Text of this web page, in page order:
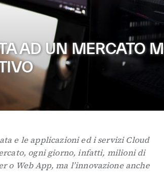
AD UN MERCATO
e le applicazioni ed i servizi Cloud
ogni giorno, infatti, milioni di
Web App, ma l’innovazione anche